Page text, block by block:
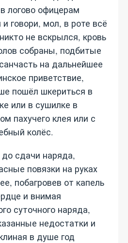
логово офицерам
говори, мол, в роте всё
не вскрылся, кровь
собраны, подбитые
на дальнейшее
приветствие,
пошёл шкериться в
или в сушилке в
пахучего клея или с
колёс.
сдачи наряда,
повязки на руках
побагровев от капель
и внимая
суточного наряда,
недостатки и
в душе год